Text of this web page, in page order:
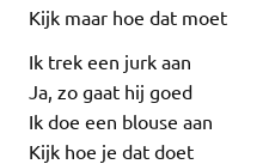
Kijk maar hoe dat moet
Ik trek een jurk aan
Ja, zo gaat hij goed
Ik doe een blouse aan
Kijk hoe je dat doet